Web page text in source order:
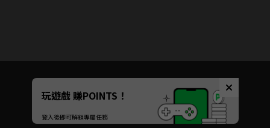
Unmute
玩遊戲 賺POINTS！
登入後即可解鎖專屬任務